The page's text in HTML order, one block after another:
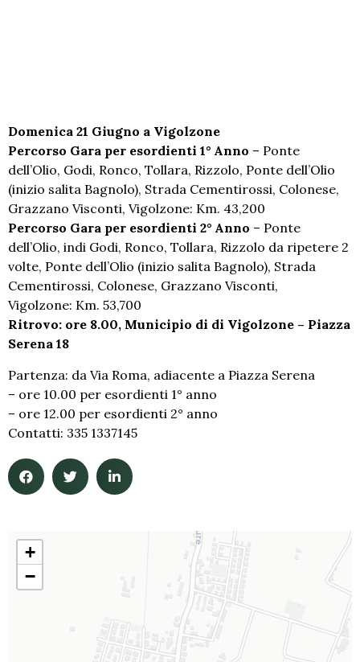
Domenica 21 Giugno a Vigolzone
Percorso Gara per esordienti 1° Anno – Ponte
dell’Olio, Godi, Ronco, Tollara, Rizzolo, Ponte dell’Olio
(inizio salita Bagnolo), Strada Cementirossi, Colonese,
Grazzano Visconti, Vigolzone: Km. 43,200
Percorso Gara per esordienti 2° Anno – Ponte
dell’Olio, indi Godi, Ronco, Tollara, Rizzolo da ripetere 2
volte, Ponte dell’Olio (inizio salita Bagnolo), Strada
Cementirossi, Colonese, Grazzano Visconti,
Vigolzone: Km. 53,700
Ritrovo: ore 8.00, Municipio di di Vigolzone – Piazza
Serena 18
Partenza: da Via Roma, adiacente a Piazza Serena
– ore 10.00 per esordienti 1° anno
– ore 12.00 per esordienti 2° anno
Contatti: 335 1337145
+
−